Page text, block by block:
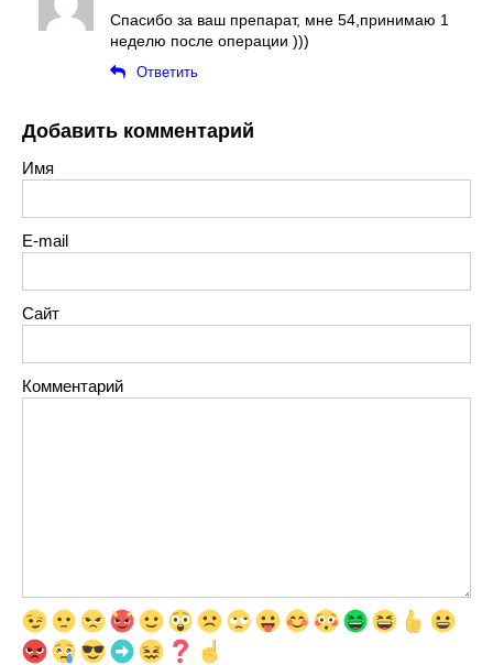
Спасибо за ваш препарат, мне 54,принимаю 1
неделю после операции )))
Ответить
Добавить комментарий
Имя
E-mail
Сайт
Комментарий